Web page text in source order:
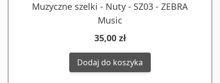
Muzyczne szelki - Nuty - SZ03 - ZEBRA
Music
35,00 zł
Dodaj do koszyka